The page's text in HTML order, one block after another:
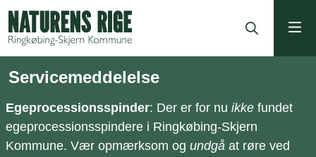
Servicemeddelelse
Egeprocessionsspinder: Der er for nu ikke fundet
egeprocessionsspindere i Ringkøbing-Skjern
Kommune. Vær opmærksom og undgå at røre ved